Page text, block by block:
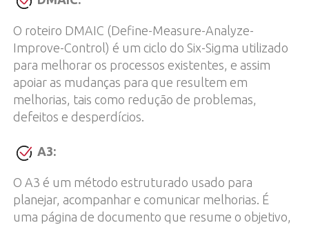
O roteiro DMAIC (Define-Measure-Analyze-
Improve-Control) é um ciclo do Six-Sigma utilizado
para melhorar os processos existentes, e assim
apoiar as mudanças para que resultem em
melhorias, tais como redução de problemas,
defeitos e desperdícios.
A3:
O A3 é um método estruturado usado para
planejar, acompanhar e comunicar melhorias. É
uma página de documento que resume o objetivo,